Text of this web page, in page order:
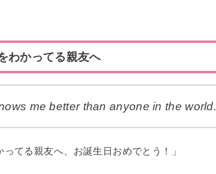
わかってる親友へ
me better than anyone in the world.
てる親友へ、お誕生日おめでとう！」